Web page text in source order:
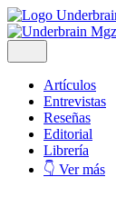
Artículos
Entrevistas
Reseñas
Editorial
Librería
👇 Ver más